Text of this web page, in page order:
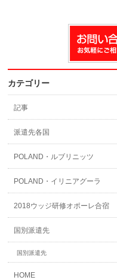
カテゴリー
記事
派遣先各国
POLAND・ルブリニッツ
POLAND・イリニアグーラ
2018ウッジ研修オポーレ合宿
国別派遣先
国別派遣先
HOME